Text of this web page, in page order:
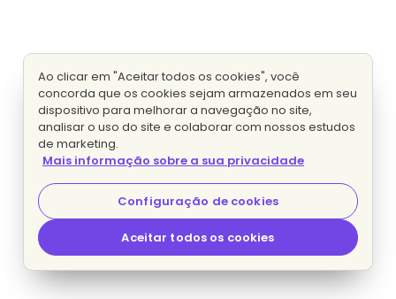
Ao clicar em "Aceitar todos os cookies", você
concorda que os cookies sejam armazenados em seu
dispositivo para melhorar a navegação no site,
analisar o uso do site e colaborar com nossos estudos
de marketing.
Mais informação sobre a sua privacidade
Configuração de cookies
Aceitar todos os cookies